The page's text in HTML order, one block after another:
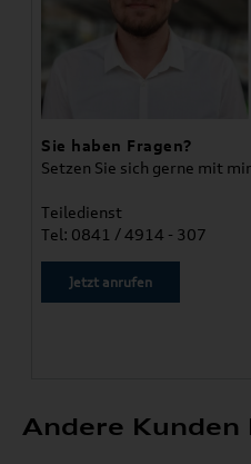
Sie haben Fragen?
Setzen Sie sich gerne mit
Teiledienst
Tel: 0841 / 4914 - 307
Jetzt anrufen
Andere Kunden